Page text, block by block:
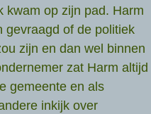
kwam op zijn pad. Harm
gevraagd of de politiek
zijn en dan wel binnen
zat Harm altijd
gemeente en als
inkijk over